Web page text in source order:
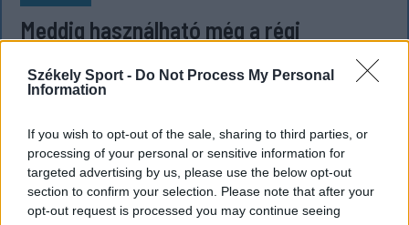
Székely Sport - Do Not Process My Personal
Information
If you wish to opt-out of the sale, sharing to third parties, or
processing of your personal or sensitive information for
targeted advertising by us, please use the below opt-out
section to confirm your selection. Please note that after your
opt-out request is processed you may continue seeing
Meddig használható még a régi
Sok román állampolgár még mindig az 1997-es
azonban ezt fokozatosan kivonják a forgalomból,
amint az új elektronikus és egyszerű személyi
igazolványok országszerte elérhetővé válnak.